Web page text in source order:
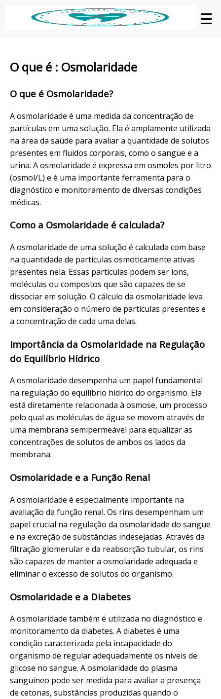
☰
O que é : Osmolaridade
O que é Osmolaridade?
A osmolaridade é uma medida da concentração de
partículas em uma solução. Ela é amplamente utilizada
na área da saúde para avaliar a quantidade de solutos
presentes em fluidos corporais, como o sangue e a
urina. A osmolaridade é expressa em osmoles por litro
(osmol/L) e é uma importante ferramenta para o
diagnóstico e monitoramento de diversas condições
médicas.
Como a Osmolaridade é calculada?
A osmolaridade de uma solução é calculada com base
na quantidade de partículas osmoticamente ativas
presentes nela. Essas partículas podem ser íons,
moléculas ou compostos que são capazes de se
dissociar em solução. O cálculo da osmolaridade leva
em consideração o número de partículas presentes e
a concentração de cada uma delas.
Importância da Osmolaridade na Regulação
do Equilíbrio Hídrico
A osmolaridade desempenha um papel fundamental
na regulação do equilíbrio hídrico do organismo. Ela
está diretamente relacionada à osmose, um processo
pelo qual as moléculas de água se movem através de
uma membrana semipermeável para equalizar as
concentrações de solutos de ambos os lados da
membrana.
Osmolaridade e a Função Renal
A osmolaridade é especialmente importante na
avaliação da função renal. Os rins desempenham um
papel crucial na regulação da osmolaridade do sangue
e na excreção de substâncias indesejadas. Através da
filtração glomerular e da reabsorção tubular, os rins
são capazes de manter a osmolaridade adequada e
eliminar o excesso de solutos do organismo.
Osmolaridade e a Diabetes
A osmolaridade também é utilizada no diagnóstico e
monitoramento da diabetes. A diabetes é uma
condição caracterizada pela incapacidade do
organismo de regular adequadamente os níveis de
glicose no sangue. A osmolaridade do plasma
sanguíneo pode ser medida para avaliar a presença
de cetonas, substâncias produzidas quando o